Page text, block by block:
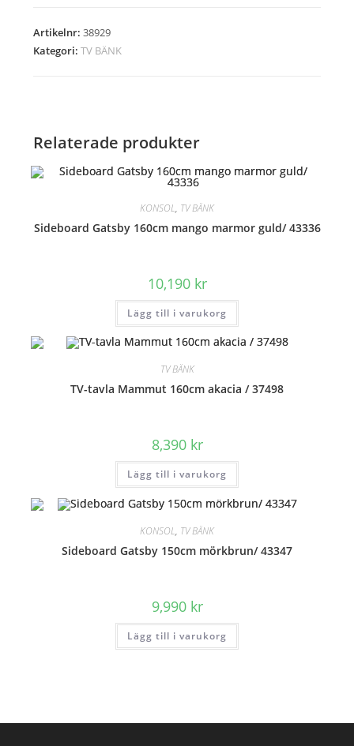
170cm
Artikelnr:38929
Kategori:TV BÄNK
Relaterade produkter
KONSOL, TV BÄNK
Sideboard Gatsby 160cm mango marmor guld/ 43336
10,190 kr
Lägg till i varukorg
TV BÄNK
TV-tavla Mammut 160cm akacia / 37498
8,390 kr
Lägg till i varukorg
KONSOL, TV BÄNK
Sideboard Gatsby 150cm mörkbrun/ 43347
9,990 kr
Lägg till i varukorg